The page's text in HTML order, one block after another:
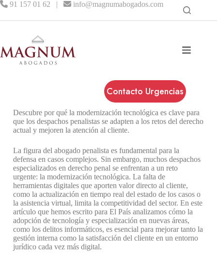
91 157 01 62 | info@magnumabogados.com
Contacto Urgencias
Descubre por qué la modernización tecnológica es clave para
que los despachos penalistas se adapten a los retos del derecho
actual y mejoren la atención al cliente.
La figura del abogado penalista es fundamental para la
defensa en casos complejos. Sin embargo, muchos despachos
especializados en derecho penal se enfrentan a un reto
urgente: la modernización tecnológica. La falta de
herramientas digitales que aporten valor directo al cliente,
como la actualización en tiempo real del estado de los casos o
la asistencia virtual, limita la competitividad del sector. En este
artículo que hemos escrito para El País analizamos cómo la
adopción de tecnología y especialización en nuevas áreas,
como los delitos informáticos, es esencial para mejorar tanto la
gestión interna como la satisfacción del cliente en un entorno
jurídico cada vez más digital.